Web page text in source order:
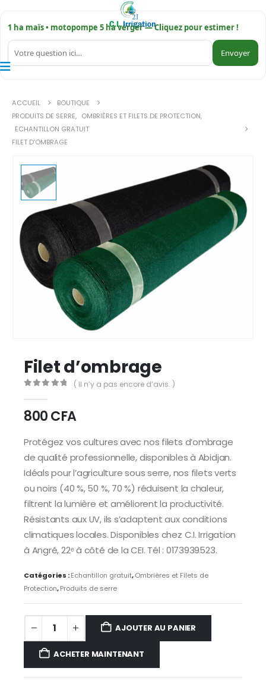
maïs • motopompe 5 ha verger — Cliquez pour estimer !
Envoyer
ACCUEIL
BOUTIQUE
PRODUITS DE SERRE, OMBRIÈRES ET FILETS DE PROTECTION,
ECHANTILLON GRATUIT
FILET D’OMBRAGE
Filet d’ombrage
( Il n’y a pas encore d’avis. )
800CFA
Protégez vos cultures avec nos filets d’ombrage
de qualité professionnelle, disponibles à Abidjan.
Idéals pour l’agriculture sous serre, nos filets verts
ou noirs (40 %, 50 %, 70 %) réduisent la chaleur,
filtrent la lumière et améliorent la productivité.
Résistants aux UV, ils s’adaptent aux conditions
climatiques locales. Disponibles chez C.I. Irrigation
à Angré, 22ᵉ à côté de la CEI. Tél : 0173939523.
Catégories :Echantillon gratuit,Ombrières et Filets de
Protection,Produits de serre
AJOUTER AU PANIER
ACHETER MAINTENANT